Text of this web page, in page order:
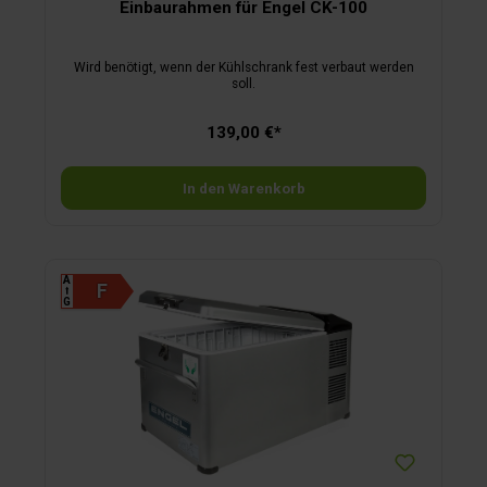
Einbaurahmen für Engel CK-100
Wird benötigt, wenn der Kühlschrank fest verbaut werden
soll.
139,00 €*
In den Warenkorb
A
⭡
G